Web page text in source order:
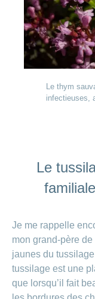
Le thym
infectieuses,
Le
Je me rappelle
mon grand-père
jaunes du
tussilage est une
que lorsqu’il fait